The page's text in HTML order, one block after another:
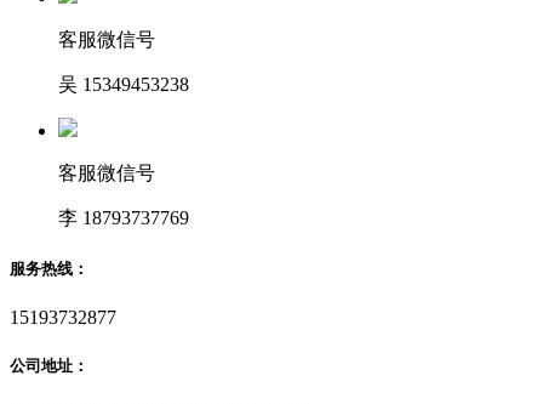
客服微信号
吴 15349453238
客服微信号
李 18793737769
服务热线：
15193732877
公司地址：